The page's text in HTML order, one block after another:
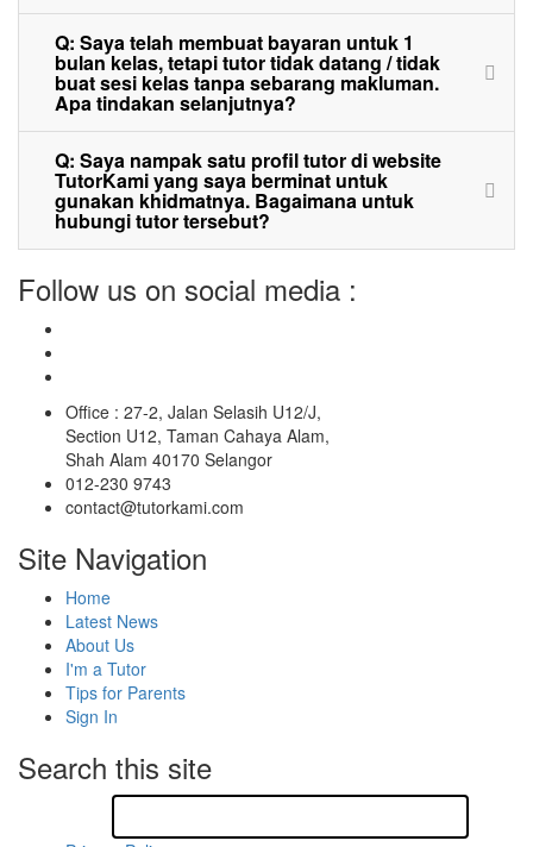
Q: Saya telah membuat bayaran untuk 1
bulan kelas, tetapi tutor tidak datang / tidak
buat sesi kelas tanpa sebarang makluman.
Apa tindakan selanjutnya?
Q: Saya nampak satu profil tutor di website
TutorKami yang saya berminat untuk
gunakan khidmatnya. Bagaimana untuk
hubungi tutor tersebut?
Follow us on social media :
Office : 27-2, Jalan Selasih U12/J,
Section U12, Taman Cahaya Alam,
Shah Alam 40170 Selangor
012-230 9743
contact@tutorkami.com
Site Navigation
Home
Latest News
About Us
I'm a Tutor
Tips for Parents
Sign In
Search this site